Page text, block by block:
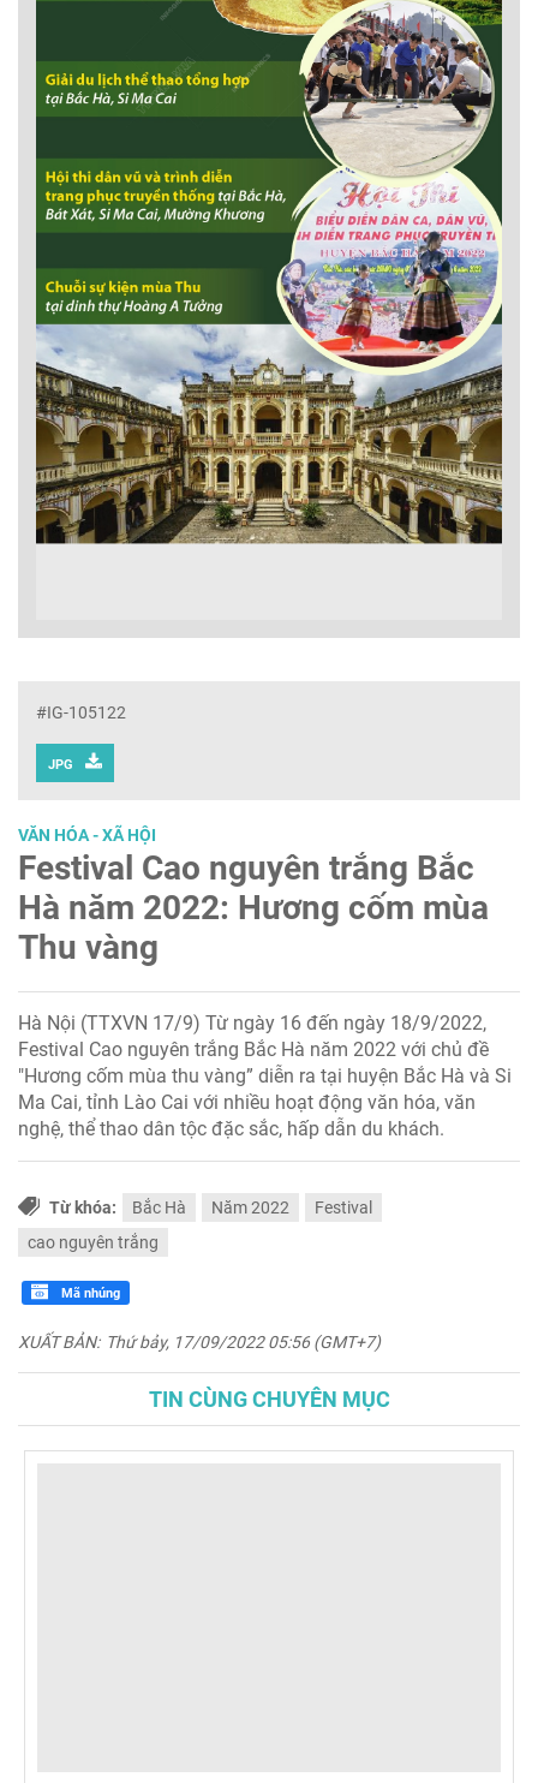
#IG-105122
JPG
VĂN HÓA - XÃ HỘI
Festival Cao nguyên trắng Bắc
Hà năm 2022: Hương cốm mùa
Thu vàng
Hà Nội (TTXVN 17/9) Từ ngày 16 đến ngày 18/9/2022,
Festival Cao nguyên trắng Bắc Hà năm 2022 với chủ đề
"Hương cốm mùa thu vàng” diễn ra tại huyện Bắc Hà và Si
Ma Cai, tỉnh Lào Cai với nhiều hoạt động văn hóa, văn
nghệ, thể thao dân tộc đặc sắc, hấp dẫn du khách.
Từ khóa: Bắc Hà Năm 2022
Festival
cao nguyên trắng
Mã nhúng
XUẤT BẢN: Thứ bảy, 17/09/2022 05:56 (GMT+7)
TIN CÙNG CHUYÊN MỤC